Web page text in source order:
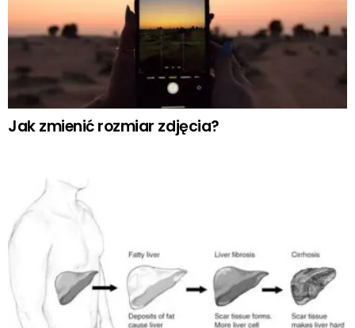
Jak zmienić rozmiar zdjęcia?